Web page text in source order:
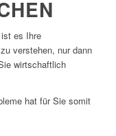
es Ihre
verstehen, nur dann
wirtschaftlich
hat für Sie somit